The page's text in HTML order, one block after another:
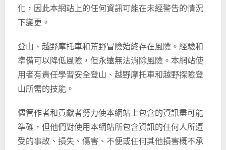
化，因此本網站上的任何資訊可能在未經警告的情況
下變更。
登山、越野摩托車和荒野冒險始終存在風險。經驗和
準備可以降低風險，但永遠無法消除風險。本網站使
用者有責任學習安全登山、越野摩托車和越野探險登
山所需的技能。
儘管作者和貢獻者努力使本網站上包含的資訊盡可能
準確，但他們對使用本網站所包含資訊的任何人所遭
受的事故、損失、傷害、不便或任何其他損害概不承